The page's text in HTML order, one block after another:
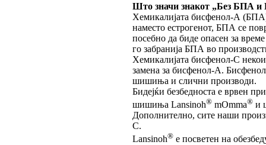
Што значи знакот „Без БПА
Хемикалијата бисфенол-А
наместо естрогенот, БПА се
посебно да биде опасен за
го забранија БПА во
Хемикалијата бисфенол-С
замена за бисфенол-А.
шишиња и слични производи.
Бидејќи безбедноста е врвен
шишиња Lansinoh® mOmma® и
Дополнително, сите наши
С.
Lansinoh® е посветен на